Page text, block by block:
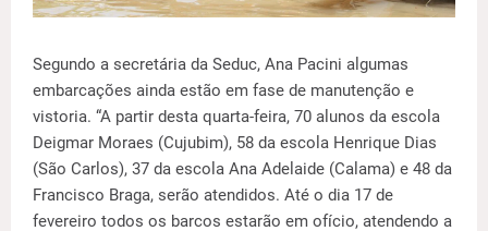
Segundo a secretária da Seduc, Ana Pacini algumas
embarcações ainda estão em fase de manutenção e
vistoria. “A partir desta quarta-feira, 70 alunos da escola
Deigmar Moraes (Cujubim), 58 da escola Henrique Dias
(São Carlos), 37 da escola Ana Adelaide (Calama) e 48 da
Francisco Braga, serão atendidos. Até o dia 17 de
fevereiro todos os barcos estarão em ofício, atendendo a